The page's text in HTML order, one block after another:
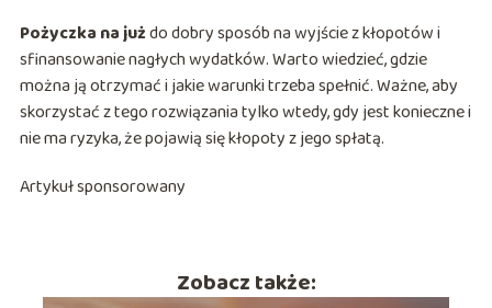
Pożyczka na jużdo dobry sposób na wyjście z kłopotów i
sfinansowanie nagłych wydatków. Warto wiedzieć, gdzie
można ją otrzymać i jakie warunki trzeba spełnić. Ważne, aby
skorzystać z tego rozwiązania tylko wtedy, gdy jest konieczne i
nie ma ryzyka, że pojawią się kłopoty z jego spłatą.
Artykuł sponsorowany
Zobacz także: